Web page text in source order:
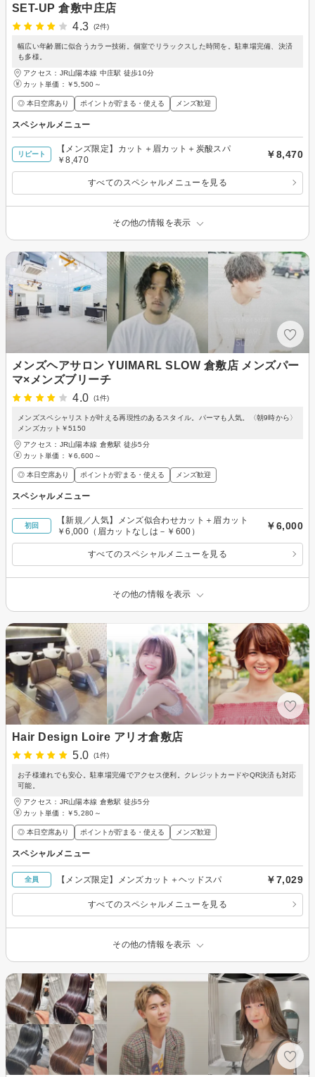
SET-UP 倉敷中庄店
4.3
(2件)
幅広い年齢層に似合うカラー技術。個室でリラックスした時間を。駐車場完備、決済
も多様。
アクセス：JR山陽本線 中庄駅 徒歩10分
カット単価： ￥5,500～
◎ 本日空席あり ポイントが貯まる・使える メンズ歓迎
スペシャルメニュー
リピート
【メンズ限定】カット＋眉カット＋炭酸スパ
￥8,470
￥8,470
すべてのスペシャルメニューを見る
その他の情報を表示
メンズヘアサロン YUIMARL SLOW 倉敷店 メンズパー
マ×メンズブリーチ
4.0
(1件)
メンズスペシャリストが叶える再現性のあるスタイル。パーマも人気。〈朝9時から〉
メンズカット￥5150
アクセス：JR山陽本線 倉敷駅 徒歩5分
カット単価： ￥6,600～
◎ 本日空席あり ポイントが貯まる・使える メンズ歓迎
スペシャルメニュー
初回
【新規／人気】メンズ似合わせカット＋眉カット
￥6,000（眉カットなしは－￥600）
￥6,000
すべてのスペシャルメニューを見る
その他の情報を表示
Hair Design Loire アリオ倉敷店
5.0
(1件)
お子様連れでも安心。駐車場完備でアクセス便利。クレジットカードやQR決済も対応
可能。
アクセス：JR山陽本線 倉敷駅 徒歩5分
カット単価： ￥5,280～
◎ 本日空席あり ポイントが貯まる・使える メンズ歓迎
スペシャルメニュー
全員 【メンズ限定】メンズカット＋ヘッドスパ ￥7,029
すべてのスペシャルメニューを見る
その他の情報を表示